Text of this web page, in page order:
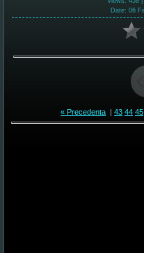
Date: 06
« Precedenta | 43 44 45